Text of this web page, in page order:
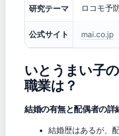
研究テーマ ロコモ予
公式サイト mai.co.jp
いとうまい子
職業は？
結婚の有無と配偶者の詳
結婚歴はあるが、